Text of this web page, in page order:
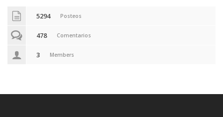
5294 Posteos
478 Comentarios
3 Members